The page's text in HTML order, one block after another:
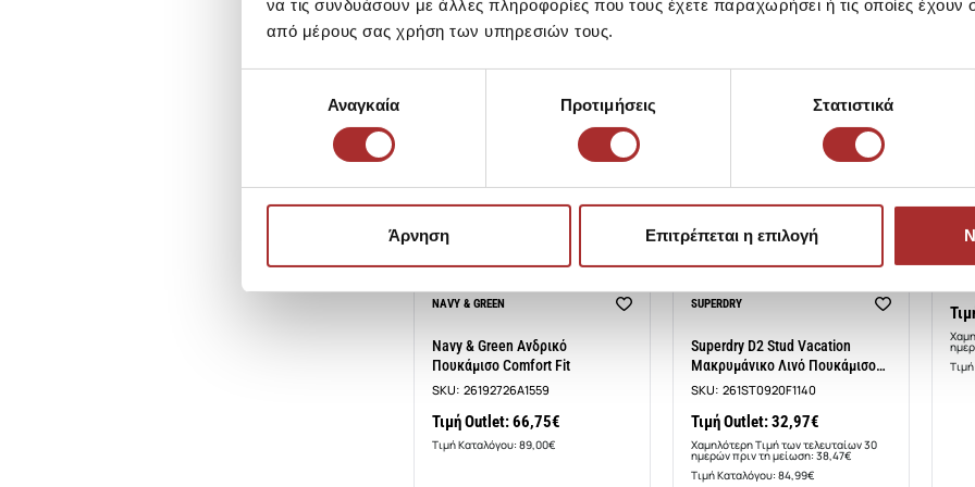
να τις συνδυάσουν με άλλες πληροφορίες που τους έχετε παραχωρήσει ή τις οποίες έχουν
από μέρους σας χρήση των υπηρεσιών τους.
συγκατάθεσηςΑναγκαία Προτιμήσεις Στατιστικά
Άρνηση Επιτρέπεται η επιλογή
L M L
NAVY & GREEN
Navy & Green Ανδρικό
Πουκάμισο Comfort Fit
SKU: 26192726A1559
Τιμή Outlet: 66,75€
Τιμή Καταλόγου: 89,00€
-14%
SUPERDRY
Superdry D2 Stud Vacation
Μακρυμάνικo Λινό Πουκάμισο
σε Φαρδιά Γραμμή
SKU: 261ST0920F1140
Τιμή Outlet: 32,97€
Χαμηλότερη Τιμή των τελευταίων 30
ημερών πριν τη μείωση: 38,47€
Τιμή Καταλόγου: 84,99€